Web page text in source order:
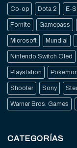
Co-op Dota 2 E-
Fornite Gamepass
Microsoft Mundial
Nintendo Switch Oled
Playstation Pokemon
Shooter Sony
Warner Bros. Games
CATEGORÍAS